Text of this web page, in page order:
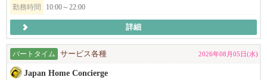
勤務時間
10:00～22:00
詳細
パートタイム サービス各種 2026年08月05日(水)
Japan Home Concierge